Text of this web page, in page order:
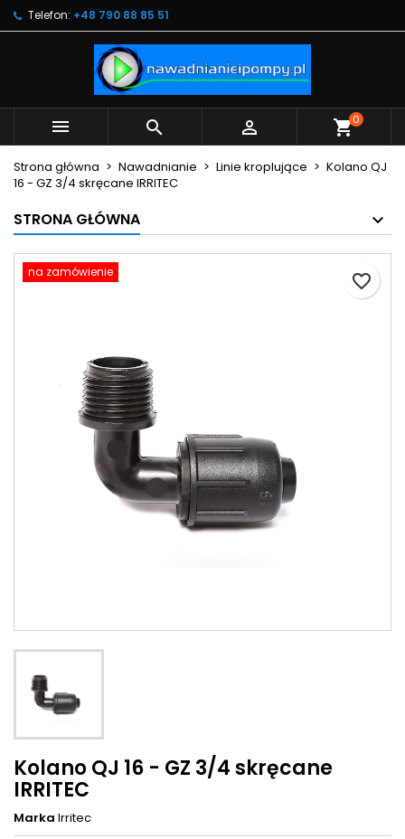
Telefon: +48 790 88 85 51
   shopping_cart0
Strona główna Nawadnianie Linie kroplujące
Kolano QJ
16 - GZ 3/4 skręcane IRRITEC
STRONA GŁÓWNA
na zamówienie
Kolano QJ 16 - GZ 3/4 skręcane
IRRITEC
Marka Irritec
favorite_border
Moje listy życzeń ×
Utwórz nową listę
Utwórz listę życzeń ×
Nazwa listy życzeń
Anuluj Utwórz listę życzeń
Zaloguj się ×
Musisz być zalogowany by zapisać produkty na
swojej liście życzeń.